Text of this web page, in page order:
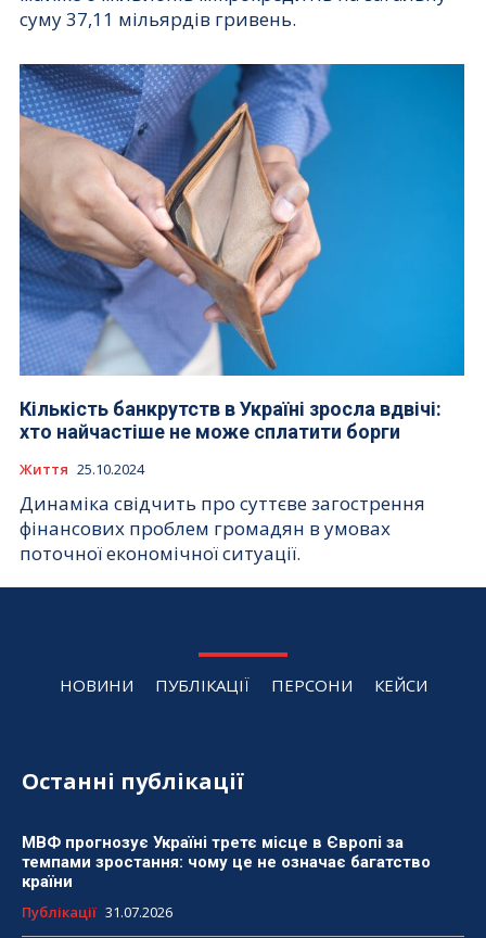
суму 37,11 мільярдів гривень.
Кількість банкрутств в Україні зросла вдвічі:
хто найчастіше не може сплатити борги
Життя 25.10.2024
Динаміка свідчить про суттєве загострення
фінансових проблем громадян в умовах
поточної економічної ситуації.
НОВИНИ ПУБЛІКАЦІЇ ПЕРСОНИ КЕЙСИ
Останні публікації
МВФ прогнозує Україні третє місце в Європі за
темпами зростання: чому це не означає багатство
країни
Публікації 31.07.2026